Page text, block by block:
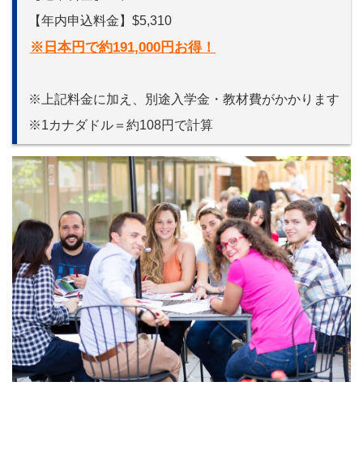
【年内申込料金】$5,310
※日本円で約191,000円お得！
※上記料金に加え、別途入学金・教材費がかかります
※1カナダドル＝約108円で計算